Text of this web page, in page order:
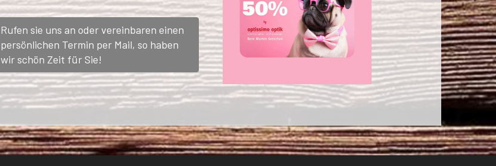
Rufen sie uns an oder vereinbaren einen
persönlichen Termin per Mail, so haben
wir schön Zeit für Sie!